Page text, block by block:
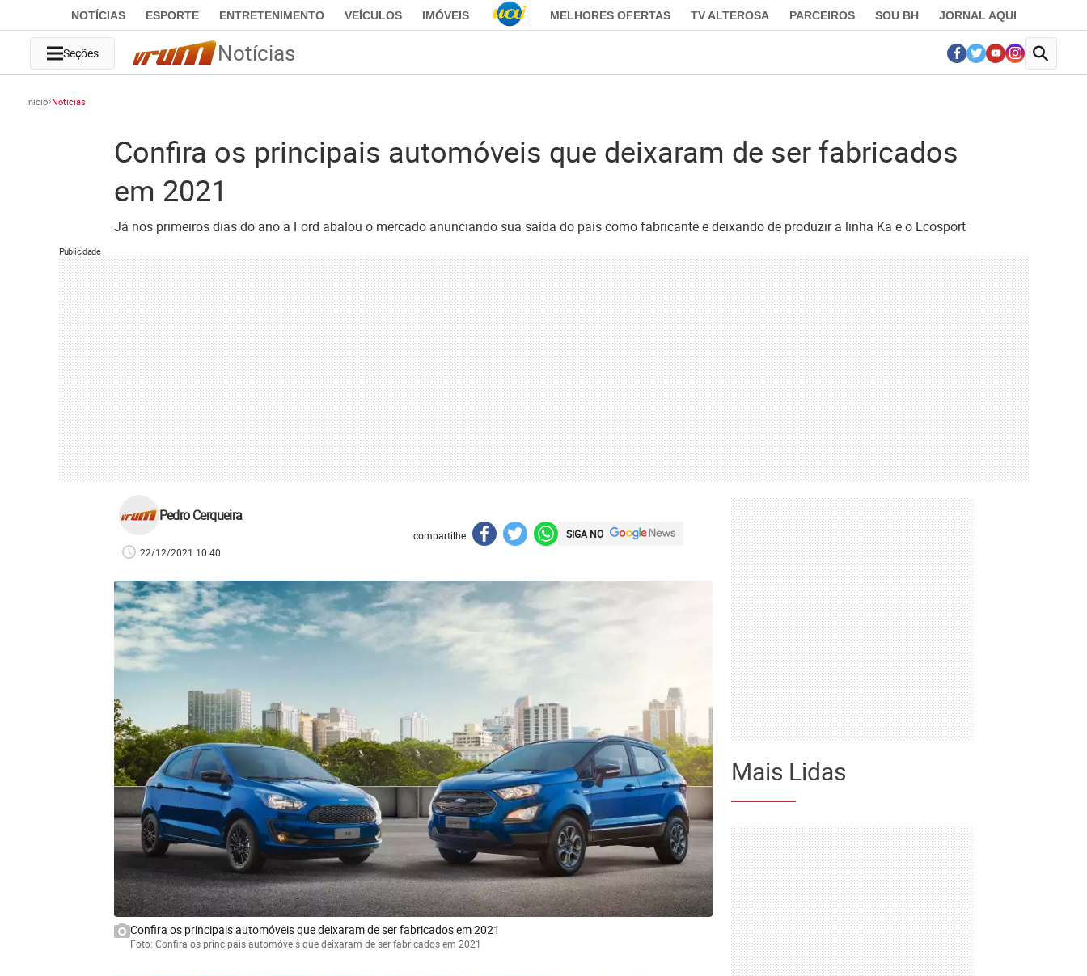
NOTÍCIAS ESPORTE ENTRETENIMENTO VEÍCULOS IMÓVEIS MELHORES OFERTAS TV ALTEROSA PARCEIROS SOU BH JORNAL AQUI
Seções Notícias
Início Notícias
Confira os principais automóveis que deixaram de ser fabricados
em 2021
Já nos primeiros dias do ano a Ford abalou o mercado anunciando sua saída do país como fabricante e deixando de produzir a linha Ka e o Ecosport
Publicidade
Pedro Cerqueira
22/12/2021 10:40
compartilhe SIGA NO
Confira os principais automóveis que deixaram de ser fabricados em 2021
Foto: Confira os principais automóveis que deixaram de ser fabricados em 2021
Mais Lidas